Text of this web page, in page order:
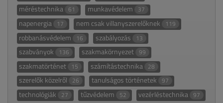
méréstechnika 61 munkavédelem 37
napenergia 17 nem csak villanyszerelőknek 119
robbanásvédelem 16 szabályozás 13
szabványok 136 szakmakörnyezet 99
szakmatörténet 15 számítástechnika 28
szerelők közelről 26 tanulságos történetek 97
technológiák 27 tűzvédelem 52 vezérléstechnika 97